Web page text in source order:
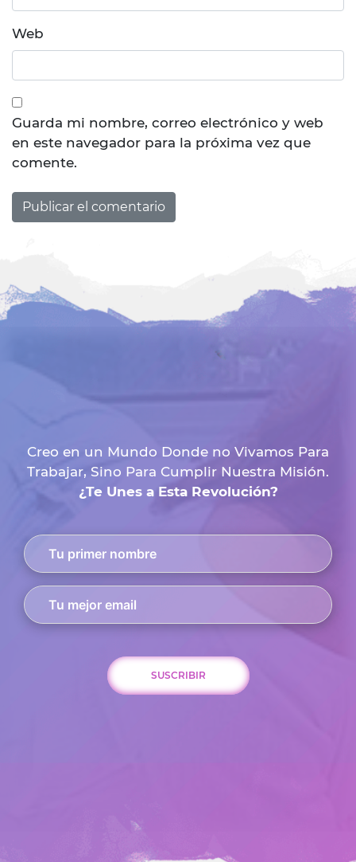
Web
Guarda mi nombre, correo electrónico y web
en este navegador para la próxima vez que
comente.
Creo en un Mundo Donde no Vivamos Para
Trabajar, Sino Para Cumplir Nuestra Misión.
¿Te Unes a Esta Revolución?
SUSCRIBIR